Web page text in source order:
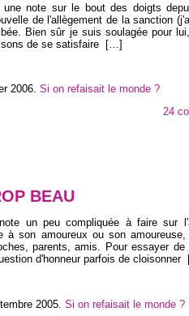
note sur le bout des doigts
de l'allègement de la sanction
Bien sûr je suis soulagée pour
de se satisfaire […]
2006. Si on refaisait le monde ?
24
BEAU
un peu compliquée à faire sur
à son amoureux ou son
parents, amis. Pour essayer de
d'honneur parfois de cloisonner
2005 Si on refaisait le monde ?